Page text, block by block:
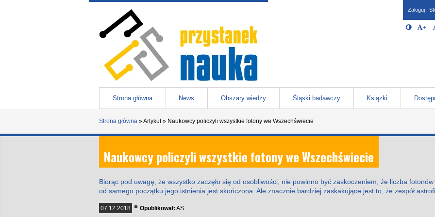
Przejdź do treści
Menu główne
Strona główna News Obszary wiedzy Śląski badawczy Książki
Zaloguj |
Opcje
Włącz/
+
Strona główna »Artykul » Naukowcy policzyli wszystkie fotony we Wszechświecie
Naukowcy policzyli wszystkie fotony we Wszechświecie
Biorąc pod uwagę, że wszystko zaczęło się od osobliwości, nie powinno być zaskoczeniem, że liczba
od samego początku jego istnienia jest skończona. Ale znacznie bardziej zaskakujące jest to, że zespół
07.12.2018 Opublikował: AS